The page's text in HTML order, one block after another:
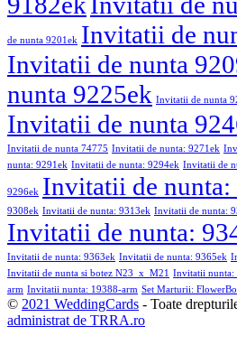
de nunta 9201ek Invitatii de
Invitatii de nunta
nunta 9225ek Invitatii de nunta
Invitatii de nunta
Invitatii de nunta 74775 Invitatii de nunta: 9271ek
nunta: 9291ek Invitatii de nunta: 9294ek Invitatii de
9296ek Invitatii de nunta:
9308ek Invitatii de nunta: 9313ek Invitatii de nunta:
Invitatii de nunta:
Invitatii de nunta: 9363ek Invitatii de nunta: 9365ek
Invitatii de nunta si botez N23_x_M21 Invitatii nunta:
arm Invitatii nunta: 19388-arm Set Marturii:
© 2021 WeddingCards - Toate
administrat de TRRA.ro